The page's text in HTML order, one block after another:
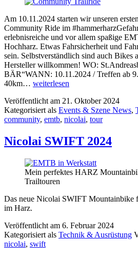
Am 10.11.2024 starten wir unseren
Community Ride im
erlebnisreiche und vor allem spaßige
Hochharz. Etwas Fahrsicherheit und
sein. Selbstverständlich sind auch Bikes
Hersteller willkommen! WO:
BÄR“WANN: 10.11.2024 / Treffen ab
40km… Community
weiterlesen
Veröffentlicht am 21. Oktober 2024
Kategorisiert als Events & Szene News,
community, emtb, nicolai, tour
Nicolai SWIFT 2024
Mein perfektes HARZ
Trailtouren
Das neue Nicolai SWIFT Mountainbike
im Harz.
Veröffentlicht am 6. Februar 2024
Kategorisiert als Technik & Ausrüstung
nicolai, swift